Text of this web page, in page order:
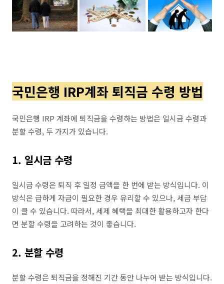
국민은행 IRP계좌 퇴직금 수령 방법
국민은행 IRP 계좌에 퇴직금을 수령하는 방법은 일시금 수령과
분할 수령, 두 가지가 있습니다.
1. 일시금 수령
일시금 수령은 퇴직 후 일정 금액을 한 번에 받는 방식입니다. 이
방식은 급하게 자금이 필요한 경우 유리할 수 있으나, 세금 부담
이 클 수 있습니다. 따라서, 세제 혜택을 최대한 활용하고자 한다
면 분할 수령을 고려하는 것이 좋습니다.
2. 분할 수령
분할 수령은 퇴직금을 정해진 기간 동안 나누어 받는 방식입니다.